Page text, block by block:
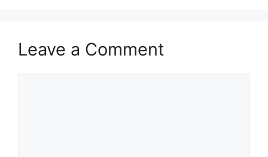
Leave a Comment